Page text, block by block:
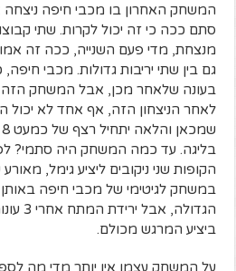
המשחק האחרון בו מכבי חיפה
סתם ככה כי זה יכול לקרות. שתי
מנצחת, מדי פעם השנייה, ככה זה
גם בין שתי יריבות גדולות. מכבי
בעונה שלאחר מכן, אבל המשחק הזה
לאחר הניצחון הזה, אף אחד לא יכול
בליגה. עד כמה המשחק היה סתמי?
הקופות שני ניקובים ליציע גימל,
במשחק לגיטימי של מכבי חיפה
ביציע המרגש מכולם.
על המשחק עצמו אין יותר מדי מה